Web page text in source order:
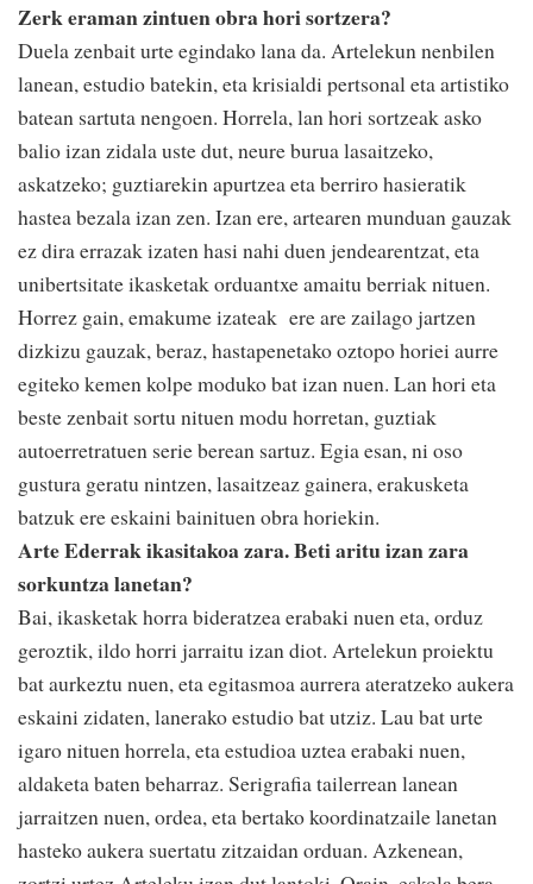
Zerk eraman zintuen obra hori sortzera?
Duela zenbait urte egindako lana da. Artelekun nenbilen
lanean, estudio batekin, eta krisialdi pertsonal eta artistiko
batean sartuta nengoen. Horrela, lan hori sortzeak asko
balio izan zidala uste dut, neure burua lasaitzeko,
askatzeko; guztiarekin apurtzea eta berriro hasieratik
hastea bezala izan zen. Izan ere, artearen munduan gauzak
ez dira errazak izaten hasi nahi duen jendearentzat, eta
unibertsitate ikasketak orduantxe amaitu berriak nituen.
Horrez gain, emakume izateak ere are zailago jartzen
dizkizu gauzak, beraz, hastapenetako oztopo horiei aurre
egiteko kemen kolpe moduko bat izan nuen. Lan hori eta
beste zenbait sortu nituen modu horretan, guztiak
autoerretratuen serie berean sartuz. Egia esan, ni oso
gustura geratu nintzen, lasaitzeaz gainera, erakusketa
batzuk ere eskaini bainituen obra horiekin.
Arte Ederrak ikasitakoa zara. Beti aritu izan zara
sorkuntza lanetan?
Bai, ikasketak horra bideratzea erabaki nuen eta, orduz
geroztik, ildo horri jarraitu izan diot. Artelekun proiektu
bat aurkeztu nuen, eta egitasmoa aurrera ateratzeko aukera
eskaini zidaten, lanerako estudio bat utziz. Lau bat urte
igaro nituen horrela, eta estudioa uztea erabaki nuen,
aldaketa baten beharraz. Serigrafia tailerrean lanean
jarraitzen nuen, ordea, eta bertako koordinatzaile lanetan
hasteko aukera suertatu zitzaidan orduan. Azkenean,